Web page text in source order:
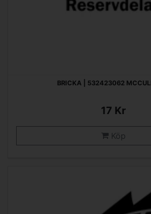
BRICKA | 532423062
17 Kr
Köp